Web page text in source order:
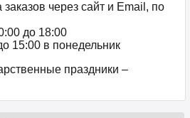
через сайт и Email, по
до 18:00
15:00 в понедельник
праздники –